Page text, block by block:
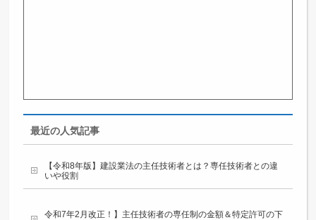
最近の人気記事
【令和8年版】建設業法の主任技術者とは？専任技術者との違
いや役割
令和7年2月改正！】主任技術者の専任制の金額＆特定許可の下